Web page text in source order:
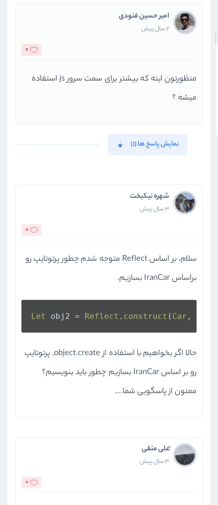
امیر حسین فنودی
2 سال پیش
0
منظورتون اینه که بیشتر برای سمت سرور js استفاده
میشه ؟
نمایش پاسخ ها (1)
شهره نیکبخت
3 سال پیش
0
سلام، بر اساس Reflect متوجه شدم چطور پرتوتایپ رو
براساس IranCar بسازیم.
Let obj2 = Reflect . construct ( Car , [
حالا اگر بخواهیم با استفاده از object.create, پرتوتایپ
رو بر اساس IranCar بسازیم چطور باید بنویسیم؟
ممنون از پاسگویی شما....
َََعلی متقی
3 سال پیش
0